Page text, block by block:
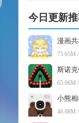
今日更新
漫画
75.65M
斯诺
65.06M
小熊
46.08M